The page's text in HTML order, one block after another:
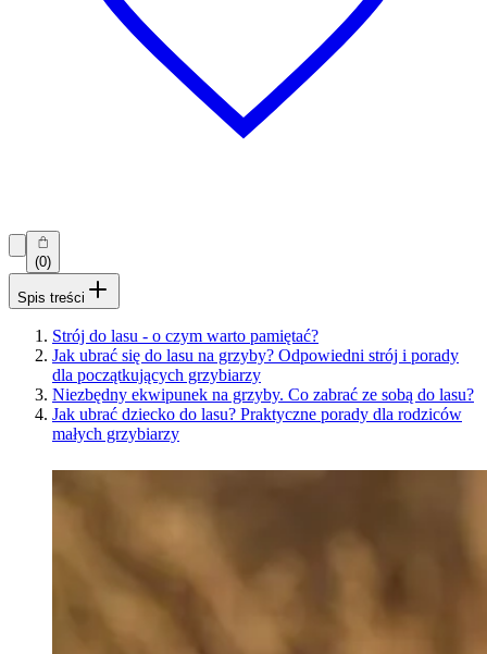
(0)
Spis treści
Strój do lasu - o czym warto pamiętać?
Jak ubrać się do lasu na grzyby? Odpowiedni strój i porady
dla początkujących grzybiarzy
Niezbędny ekwipunek na grzyby. Co zabrać ze sobą do lasu?
Jak ubrać dziecko do lasu? Praktyczne porady dla rodziców
małych grzybiarzy